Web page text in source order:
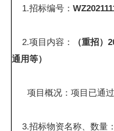
1.招标编号：
2.项目内容：
（重招
通用等）
项目概况：项目已通过
3.招标物资名称、数量：